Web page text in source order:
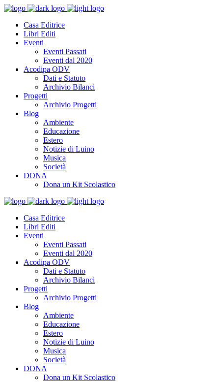
Casa Editrice
Libri Editi
Eventi
Eventi Passati
Eventi dal 2020
Acodipa ODV
Dati e Statuto
Archivio Bilanci
Progetti
Archivio Progetti
Blog
Ambiente
Educazione
Estero
Notizie di Luino
Musica
Società
DONA
Dona un Kit Scolastico
Casa Editrice
Libri Editi
Eventi
Eventi Passati
Eventi dal 2020
Acodipa ODV
Dati e Statuto
Archivio Bilanci
Progetti
Archivio Progetti
Blog
Ambiente
Educazione
Estero
Notizie di Luino
Musica
Società
DONA
Dona un Kit Scolastico